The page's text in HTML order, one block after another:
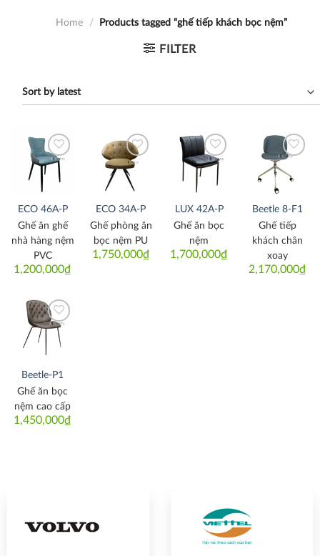
Home / Products tagged “ghế tiếp khách bọc nệm”
FILTER
Thích
ECO 46A-P
1,200,000₫
Ghế ăn ghế
nhà hàng nệm
PVC
Thích
ECO 34A-P
1,750,000₫
Ghế phòng ăn
bọc nệm PU
Thích
LUX 42A-P
1,700,000₫
Ghế ăn bọc
nệm
Thích
Beetle 8-F1
2,170,000₫
Ghế tiếp
khách chân
xoay
Thích
Beetle-P1
1,450,000₫
Ghế ăn bọc
nệm cao cấp